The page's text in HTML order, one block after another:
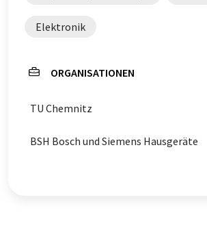
Elektronik
ORGANISATIONEN
TU Chemnitz
BSH Bosch und Siemens Hausgeräte